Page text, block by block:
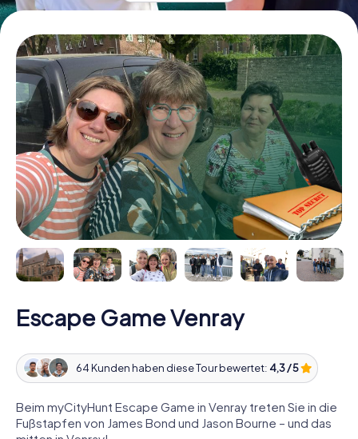
Escape Game Venray
64 Kunden haben diese Tour bewertet: 4,3 / 5
Beim myCityHunt Escape Game in Venray treten Sie in die
Fußstapfen von James Bond und Jason Bourne – und das